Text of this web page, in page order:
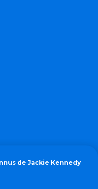
de Jackie Kennedy